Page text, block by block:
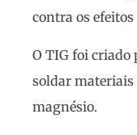
contra os
O TIG foi criado
soldar
magnésio.